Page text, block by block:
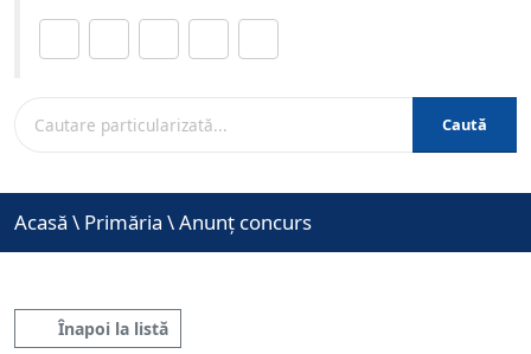
Caută
Acasă \ Primăria \Anunț concurs
Înapoi la listă